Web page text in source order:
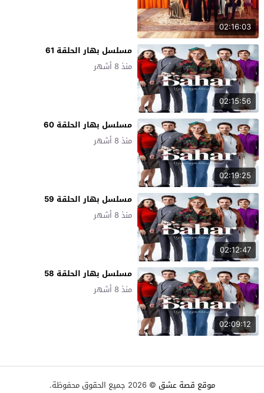
02:16:03
02:15:56
مسلسل بهار الحلقة 61
منذ 8 أشهر
02:19:25
مسلسل بهار الحلقة 60
منذ 8 أشهر
02:12:47
مسلسل بهار الحلقة 59
منذ 8 أشهر
02:09:12
مسلسل بهار الحلقة 58
منذ 8 أشهر
موقع قصة عشق © 2026 جميع الحقوق محفوظة.